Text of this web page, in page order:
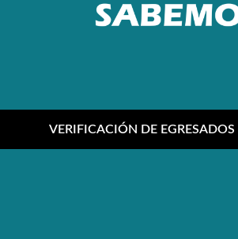
VERIFICACIÓN DE EGRESADOS